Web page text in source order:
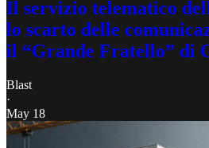
Il servizio telematico
lo scarto delle
il “Grande Fratello” di
Blast
·
May 18